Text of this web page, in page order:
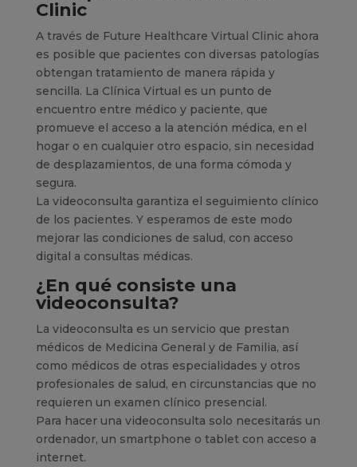
Clinic
A través de Future Healthcare Virtual Clinic ahora
es posible que pacientes con diversas patologías
obtengan tratamiento de manera rápida y
sencilla. La Clínica Virtual es un punto de
encuentro entre médico y paciente, que
promueve el acceso a la atención médica, en el
hogar o en cualquier otro espacio, sin necesidad
de desplazamientos, de una forma cómoda y
segura.
La videoconsulta garantiza el seguimiento clínico
de los pacientes. Y esperamos de este modo
mejorar las condiciones de salud, con acceso
digital a consultas médicas.
¿En qué consiste una
videoconsulta?
La videoconsulta es un servicio que prestan
médicos de Medicina General y de Familia, así
como médicos de otras especialidades y otros
profesionales de salud, en circunstancias que no
requieren un examen clínico presencial.
Para hacer una videoconsulta solo necesitarás un
ordenador, un smartphone o tablet con acceso a
internet.